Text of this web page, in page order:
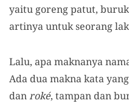
yaitu goreng patut,
artinya untuk seorang
Lalu, apa maknanya
Ada dua makna kata
danroké, tampan dan